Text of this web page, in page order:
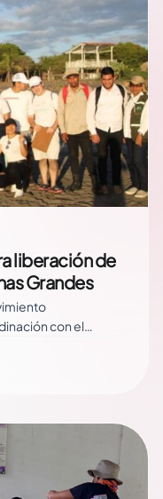
liberación de
Grandes
con el
marinas del